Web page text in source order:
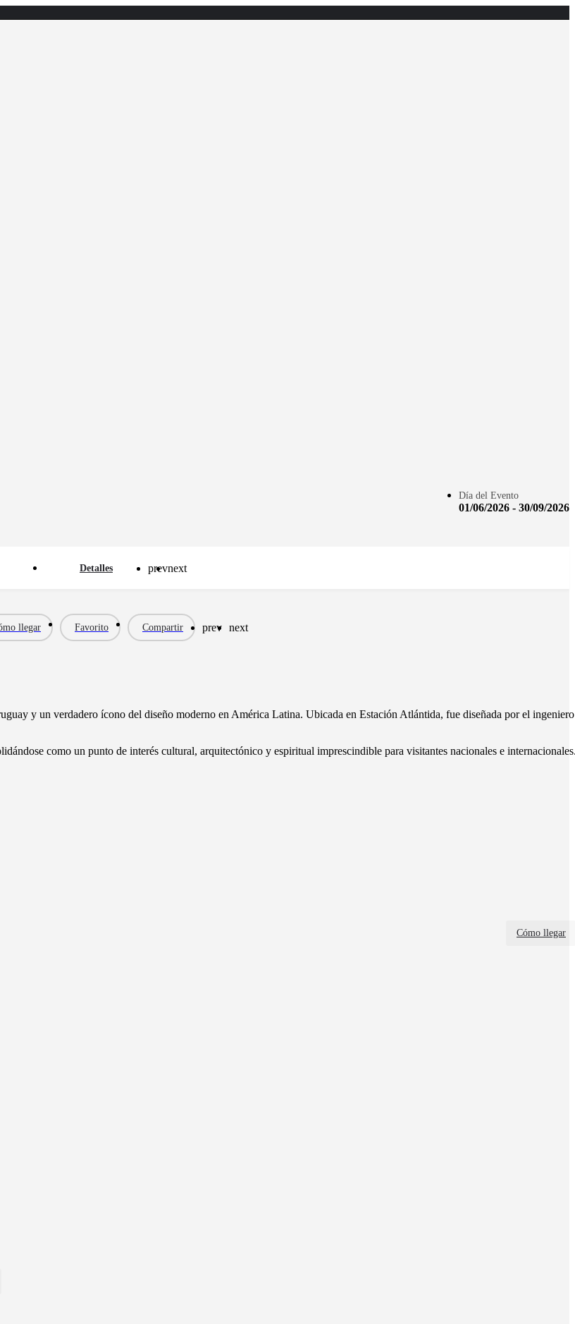
Día del Evento
01/06/2026 - 30/09/2026
Detalles prevnext
llegar Favorito Compartir prev next
y un verdadero ícono del diseño moderno en América Latina. Ubicada en Estación Atlántida, fue diseñada por el ingeniero
como un punto de interés cultural, arquitectónico y espiritual imprescindible para visitantes nacionales e
Cómo llegar